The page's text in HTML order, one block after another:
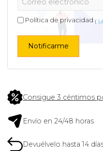
Política de privacidad (
Notificarme
Consigue 3 céntimos
Envío en 24/48 horas
Devuélvelo hasta 14